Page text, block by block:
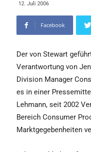
12. Juli 2006
Facebook
Der von Stewart
Verantwortung von
Division Manager
es in einer
Lehmann, seit 2002
Bereich Consumer
Marktgegebenheiten